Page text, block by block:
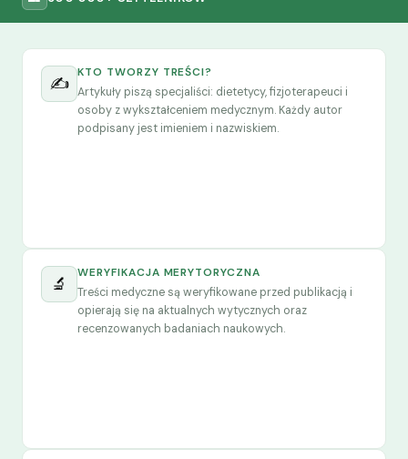
✍️
KTO TWORZY TREŚCI?
Artykuły piszą specjaliści: dietetycy, fizjoterapeuci i
osoby z wykształceniem medycznym. Każdy autor
podpisany jest imieniem i nazwiskiem.
🔬
WERYFIKACJA MERYTORYCZNA
Treści medyczne są weryfikowane przed publikacją i
opierają się na aktualnych wytycznych oraz
recenzowanych badaniach naukowych.